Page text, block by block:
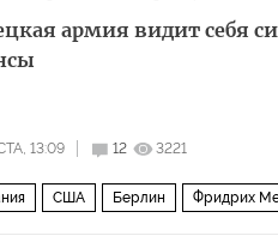
армия видит себя
13:09 12 3221
США Берлин Фридрих